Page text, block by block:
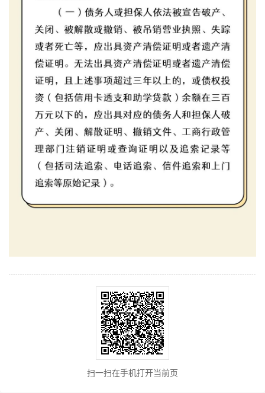
扫一扫在手机打开当前页